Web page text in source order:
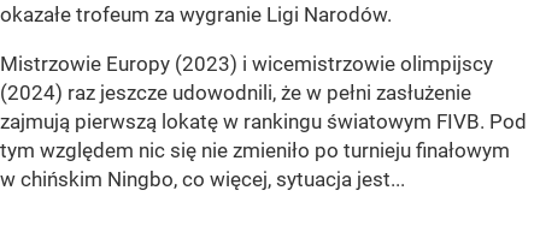
okazałe trofeum za wygranie Ligi Narodów.
Mistrzowie Europy (2023) i wicemistrzowie olimpijscy
(2024) raz jeszcze udowodnili, że w pełni zasłużenie
zajmują pierwszą lokatę w rankingu światowym FIVB. Pod
tym względem nic się nie zmieniło po turnieju finałowym
w chińskim Ningbo, co więcej, sytuacja jest...